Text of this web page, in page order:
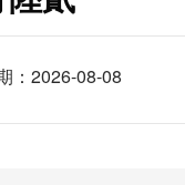
：2026-08-08